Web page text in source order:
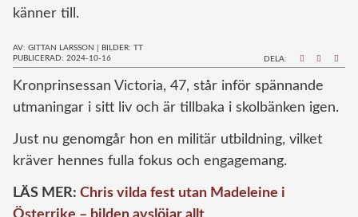
känner till.
AV: GITTAN LARSSON
BILDER: TT
PUBLICERAD: 2024-10-16
DELA:
Kronprinsessan Victoria, 47, står inför spännande
utmaningar i sitt liv och är tillbaka i skolbänken igen.
Just nu genomgår hon en militär utbildning, vilket
kräver hennes fulla fokus och engagemang.
LÄS MER: Chris vilda fest utan Madeleine i